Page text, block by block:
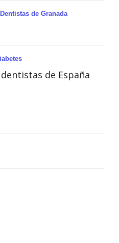
de Granada
de España